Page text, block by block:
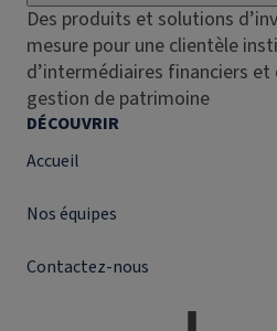
Des produits et solutions
mesure pour une clientèle
d’intermédiaires financiers et
gestion de patrimoine
DÉCOUVRIR
Accueil
Nos équipes
Contactez-nous